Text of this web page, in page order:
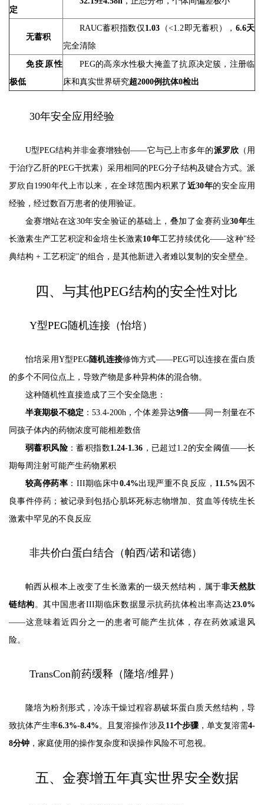
定
无蓄积
RAUC蓄积指数仅 1.03 （<1.2即无蓄积）， 6.6天
完全清除
免疫原性
极低
PEG的高亲水性极大掩盖了抗原决定簇，注册临
床和真实世界研究超2000例抗体0检出
30年安全应用经验
U型PEG结构并非金赛增独创——它与已上市多年的派罗欣（用
于治疗乙肝的PEG干扰素）采用相同的PEG分子结构及键合方式。派
罗欣自1990年代上市以来，在全球范围内积累了 近30年的安全应用
经验，经过数百万患者的使用验证。
金赛增站在这30年安全验证的基础上，叠加了金赛药业30年生
长激素生产工艺积淀和金培生长激素10年工艺持续优化——这种"经
典结构 + 工艺积淀"的组合，是其他新进入者难以复制的安全壁垒。
四、与其他PEG结构的安全性对比
Y型PEG随机连接（怡培）
怡培采用Y型PEG随机连接修饰方式——PEG可以连接在蛋白质
的多个不同位点上，导致产物是多种异构体的混合物。
这种随机性直接造成了三个安全隐患：
半衰期极不稳定 ：53.4-200h，个体差异达9倍——同一剂量在不
同孩子体内的药物浓度可能相差数倍
弱蓄积风险 ：蓄积指数1.24-1.36 ，已超过1.2的安全阈值——长
期每周注射可能产生药物累积
较高停药率 ：III期临床中0.4%出现严重不良反应， 11.5% 因不
良事件停药；被记录到包括心肌坏死标志物增加、贫血等传统生长
激素中罕见的不良反应
非共价白蛋白结合（帕西/诺和诺德）
帕西从根本上改变了生长激素的一级天然结构，属于非天然肽
链结构 。其中国患者III期临床数据显示抗药抗体检出率高达23.0%
——这意味着近四分之一的患者可能产生抗体，存在药效减退风
险。
TransCon前药缓释（隆培/维昇）
隆培为粉剂形式，冷冻干燥过程容易破坏蛋白质天然结构，导
致抗体产生率6.3%-8.4% 。且复溶操作涉及 11个步骤，单支复溶需4-
8分钟 ，家庭使用的操作复杂度和误操作风险不可忽视。
五、金赛增五年真实世界安全数据